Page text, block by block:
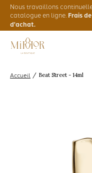
Nous travaillons
catalogue en ligne. Frais
d'achat.
Accueil / Beat Street - 14ml